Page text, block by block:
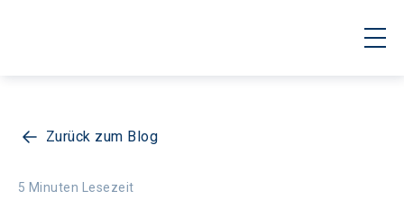
Zurück zum Blog
5 Minuten Lesezeit